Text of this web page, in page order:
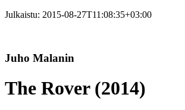
Julkaistu: 2015-08-27T11:08:35+03:00
Juho Malanin
The Rover (2014)